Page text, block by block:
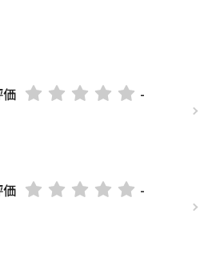
価
-
価
-